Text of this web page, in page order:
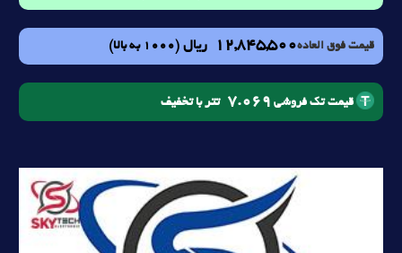
قیمت فوق العاده12,845,500 ریال (1000 به بالا)
قیمت تک فروشی 7.069 تتر با تخفیف